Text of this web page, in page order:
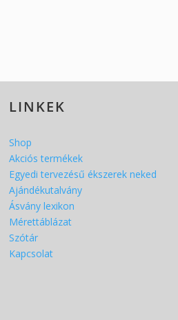
LINKEK
Shop
Akciós termékek
Egyedi tervezésű ékszerek neked
Ajándékutalvány
Ásvány lexikon
Mérettáblázat
Szótár
Kapcsolat